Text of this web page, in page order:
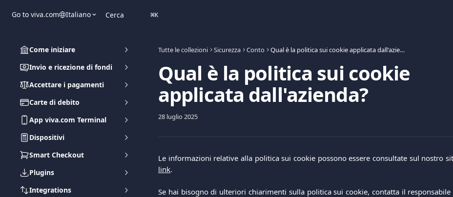
Go to viva.com Italiano Cerca ⌘K
Come iniziare
Invio e ricezione di fondi
Accettare i pagamenti
Carte di debito
App viva.com Terminal
Dispositivi
Smart Checkout
Plugins
Integrations
Tutte le collezioni Sicurezza Conto Qual è la politica sui cookie applicata dall'azienda?
Qual è la politica sui cookie
applicata dall'azienda?
28 luglio 2025
Le informazioni relative alla politica sui cookie possono essere consultate sul nostro
link.
Se hai bisogno di ulteriori chiarimenti sulla politica sui cookie, contatta il